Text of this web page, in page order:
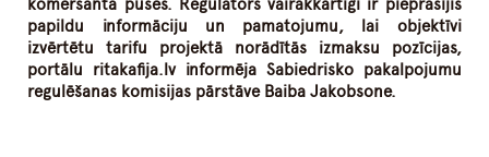
komersanta puses. Regulators vairākkārtīgi ir pieprasījis
papildu informāciju un pamatojumu, lai objektīvi
izvērtētu tarifu projektā norādītās izmaksu pozīcijas,
portālu ritakafija.lv informēja Sabiedrisko pakalpojumu
regulēšanas komisijas pārstāve Baiba Jakobsone.